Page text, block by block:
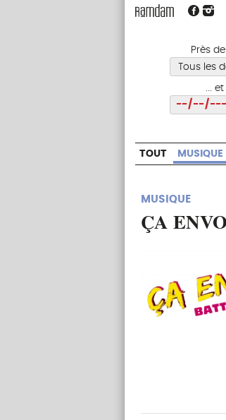
Près
...
TOUT MUSIQUE
MUSIQUE
ÇA